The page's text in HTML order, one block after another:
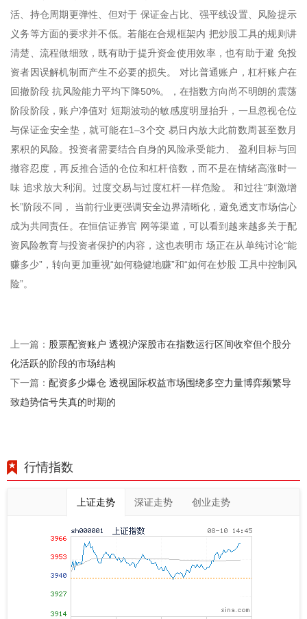
活、持仓周期更弹性、但对于 保证金占比、强平线设置、风险提示
义务等方面的要求并不低。若能在合规框架内 把炒股工具的规则讲
清楚、流程做细致，既有助于提升资金使用效率，也有助于避 免投
资者因误解机制而产生不必要的损失。 对比普通账户，杠杆账户在
回撤阶段 抗风险能力平均下降50%。，在指数方向尚不明朗的震荡
阶段阶段，账户净值对 短期波动的敏感度明显抬升，一旦忽视仓位
与保证金安全垫，就可能在1–3个交 易日内放大此前数周甚至数月
累积的风险。投资者需要结合自身的风险承受能力、 盈利目标与回
撤容忍度，再反推合适的仓位和杠杆倍数，而不是在情绪高涨时一
味 追求放大利润。过度交易与过度杠杆一样危险。 和过往“刺激增
长”阶段不同， 当前行业更强调安全边界清晰化，避免透支市场信心
成为共同责任。在恒信证券官 网等渠道，可以看到越来越多关于配
资风险教育与投资者保护的内容，这也表明市 场正在从单纯讨论“能
赚多少”，转向更加重视“如何稳健地赚”和“如何在炒股 工具中控制风
险”。
上一篇： 股票配资账户 透视沪深股市在指数运行区间收窄但个股分
化活跃的阶段的市场结构
下一篇： 配资多少爆仓 透视国际权益市场围绕多空力量博弈频繁导
致趋势信号失真的时期的
行情指数
上证走势 深证走势 创业走势